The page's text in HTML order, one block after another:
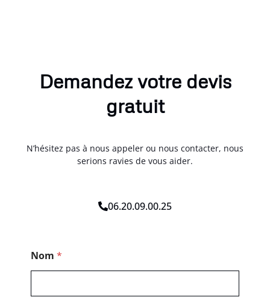
Demandez votre devis
gratuit
N’hésitez pas à nous appeler ou nous contacter, nous
serions ravies de vous aider.
06.20.09.00.25
Nom *